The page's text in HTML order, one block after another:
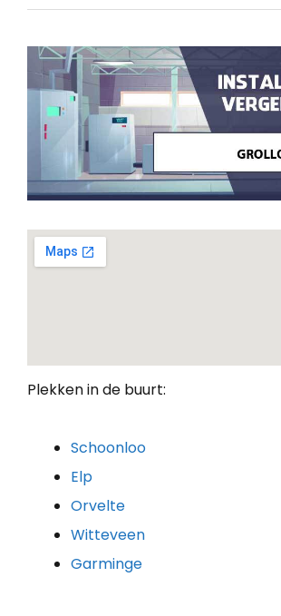
Plekken in de buurt:
Schoonloo
Elp
Orvelte
Witteveen
Garminge